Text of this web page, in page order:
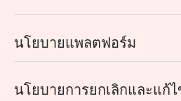
นโยบายแพลตฟอร์ม
นโยบายการยกเลิกและแก้